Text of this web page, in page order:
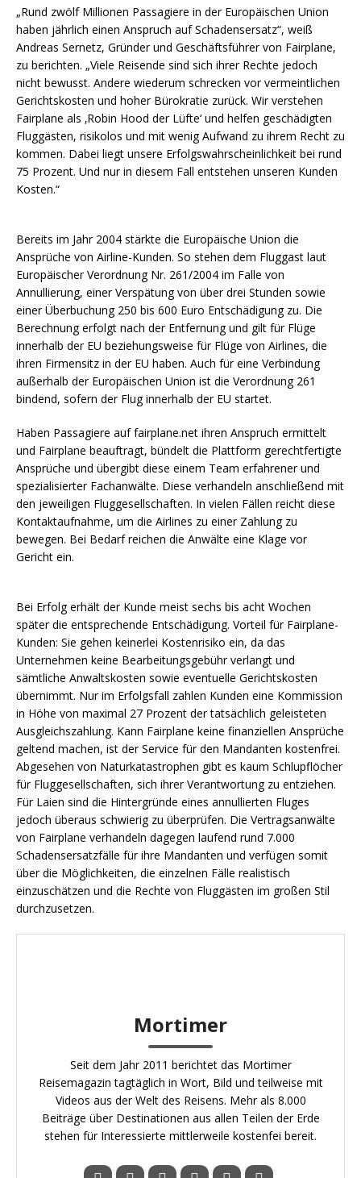
„Rund zwölf Millionen Passagiere in der Europäischen Union
haben jährlich einen Anspruch auf Schadensersatz“, weiß
Andreas Sernetz, Gründer und Geschäftsführer von Fairplane,
zu berichten. „Viele Reisende sind sich ihrer Rechte jedoch
nicht bewusst. Andere wiederum schrecken vor vermeintlichen
Gerichtskosten und hoher Bürokratie zurück. Wir verstehen
Fairplane als ‚Robin Hood der Lüfte‘ und helfen geschädigten
Fluggästen, risikolos und mit wenig Aufwand zu ihrem Recht zu
kommen. Dabei liegt unsere Erfolgswahrscheinlichkeit bei rund
75 Prozent. Und nur in diesem Fall entstehen unseren Kunden
Kosten.“
Bereits im Jahr 2004 stärkte die Europäische Union die
Ansprüche von Airline-Kunden. So stehen dem Fluggast laut
Europäischer Verordnung Nr. 261/2004 im Falle von
Annullierung, einer Verspätung von über drei Stunden sowie
einer Überbuchung 250 bis 600 Euro Entschädigung zu. Die
Berechnung erfolgt nach der Entfernung und gilt für Flüge
innerhalb der EU beziehungsweise für Flüge von Airlines, die
ihren Firmensitz in der EU haben. Auch für eine Verbindung
außerhalb der Europäischen Union ist die Verordnung 261
bindend, sofern der Flug innerhalb der EU startet.
Haben Passagiere auf fairplane.net ihren Anspruch ermittelt
und Fairplane beauftragt, bündelt die Plattform gerechtfertigte
Ansprüche und übergibt diese einem Team erfahrener und
spezialisierter Fachanwälte. Diese verhandeln anschließend mit
den jeweiligen Fluggesellschaften. In vielen Fällen reicht diese
Kontaktaufnahme, um die Airlines zu einer Zahlung zu
bewegen. Bei Bedarf reichen die Anwälte eine Klage vor
Gericht ein.
Bei Erfolg erhält der Kunde meist sechs bis acht Wochen
später die entsprechende Entschädigung. Vorteil für Fairplane-
Kunden: Sie gehen keinerlei Kostenrisiko ein, da das
Unternehmen keine Bearbeitungsgebühr verlangt und
sämtliche Anwaltskosten sowie eventuelle Gerichtskosten
übernimmt. Nur im Erfolgsfall zahlen Kunden eine Kommission
in Höhe von maximal 27 Prozent der tatsächlich geleisteten
Ausgleichszahlung. Kann Fairplane keine finanziellen Ansprüche
geltend machen, ist der Service für den Mandanten kostenfrei.
Abgesehen von Naturkatastrophen gibt es kaum Schlupflöcher
für Fluggesellschaften, sich ihrer Verantwortung zu entziehen.
Für Laien sind die Hintergründe eines annullierten Fluges
jedoch überaus schwierig zu überprüfen. Die Vertragsanwälte
von Fairplane verhandeln dagegen laufend rund 7.000
Schadensersatzfälle für ihre Mandanten und verfügen somit
über die Möglichkeiten, die einzelnen Fälle realistisch
einzuschätzen und die Rechte von Fluggästen im großen Stil
durchzusetzen.
Mortimer
Seit dem Jahr 2011 berichtet das Mortimer
Reisemagazin tagtäglich in Wort, Bild und teilweise mit
Videos aus der Welt des Reisens. Mehr als 8.000
Beiträge über Destinationen aus allen Teilen der Erde
stehen für Interessierte mittlerweile kostenfei bereit.